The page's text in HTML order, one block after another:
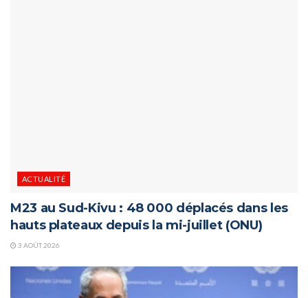
ACTUALITÉ
M23 au Sud-Kivu : 48 000 déplacés dans les
hauts plateaux depuis la mi-juillet (ONU)
3 AOÛT 2026